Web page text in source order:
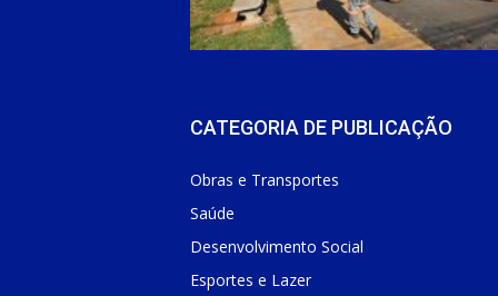
CATEGORIA DE PUBLICAÇÃO
Obras e Transportes
Saúde
Desenvolvimento Social
Esportes e Lazer